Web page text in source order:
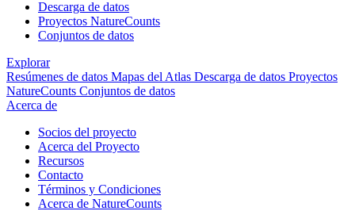
Descarga de datos
Proyectos NatureCounts
Conjuntos de datos
Explorar
Resúmenes de datos Mapas del Atlas Descarga de datos Proyectos
NatureCounts Conjuntos de datos
Acerca de
Socios del proyecto
Acerca del Proyecto
Recursos
Contacto
Términos y Condiciones
Acerca de NatureCounts